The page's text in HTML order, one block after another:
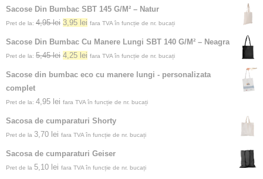
Sacose Din Bumbac SBT 145 G/M² – Natur
Pret de la: 4,95lei 3,95 lei fara TVA în funcție de nr. bucați
Sacose Din Bumbac Cu Manere Lungi SBT 140 G/M² – Neagra
Pret de la: 5,45lei 4,25 lei fara TVA în funcție de nr. bucați
Sacose din bumbac eco cu manere lungi - personalizata
complet
Pret de la: 4,95 lei fara TVA în funcție de nr. bucați
Sacosa de cumparaturi Shorty
Pret de la 3,70 lei fara TVA în funcție de nr. bucați
Sacosa de cumparaturi Geiser
Pret de la 5,10 lei fara TVA în funcție de nr. bucați